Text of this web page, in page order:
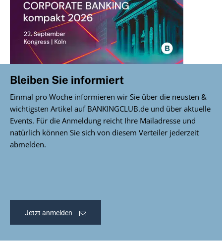
Bleiben Sie informiert
Einmal pro Woche informieren wir Sie über die neusten &
wichtigsten Artikel auf BANKINGCLUB.de und über aktuelle
Events. Für die Anmeldung reicht Ihre Mailadresse und
natürlich können Sie sich von diesem Verteiler jederzeit
abmelden.
Jetzt anmelden